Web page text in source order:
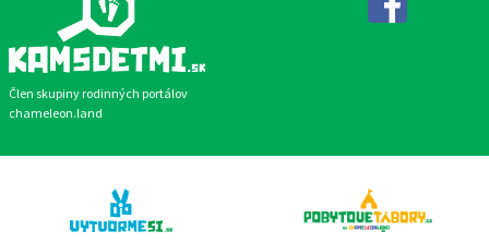
Člen skupiny rodinných portálov
chameleon.land